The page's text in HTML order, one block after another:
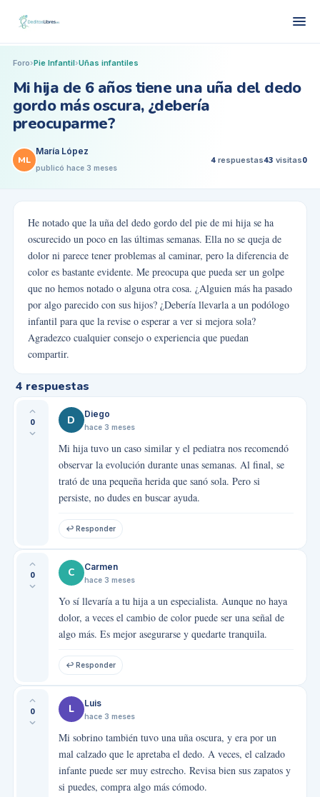
Foro›Pie Infantil›Uñas infantiles
Mi hija de 6 años tiene una uña del dedo
gordo más oscura, ¿debería
preocuparme?
ML
María López
publicó hace 3 meses
4 respuestas43 visitas0
He notado que la uña del dedo gordo del pie de mi hija se ha
oscurecido un poco en las últimas semanas. Ella no se queja de
dolor ni parece tener problemas al caminar, pero la diferencia de
color es bastante evidente. Me preocupa que pueda ser un golpe
que no hemos notado o alguna otra cosa. ¿Alguien más ha pasado
por algo parecido con sus hijos? ¿Debería llevarla a un podólogo
infantil para que la revise o esperar a ver si mejora sola?
Agradezco cualquier consejo o experiencia que puedan
compartir.
4 respuestas
0 D Diego
hace 3 meses
Mi hija tuvo un caso similar y el pediatra nos recomendó
observar la evolución durante unas semanas. Al final, se
trató de una pequeña herida que sanó sola. Pero si
persiste, no dudes en buscar ayuda.
↩ Responder
0 C Carmen
hace 3 meses
Yo sí llevaría a tu hija a un especialista. Aunque no haya
dolor, a veces el cambio de color puede ser una señal de
algo más. Es mejor asegurarse y quedarte tranquila.
↩ Responder
0 L Luis
hace 3 meses
Mi sobrino también tuvo una uña oscura, y era por un
mal calzado que le apretaba el dedo. A veces, el calzado
infante puede ser muy estrecho. Revisa bien sus zapatos y
si puedes, compra algo más cómodo.